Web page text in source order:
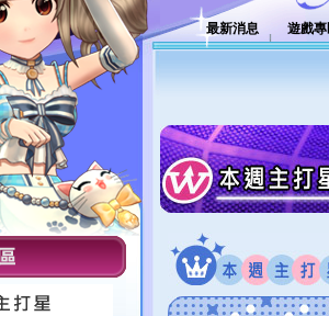
最新消息 遊戲